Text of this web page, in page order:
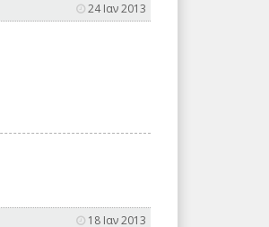
24 Ιαν 2013
18 Ιαν 2013